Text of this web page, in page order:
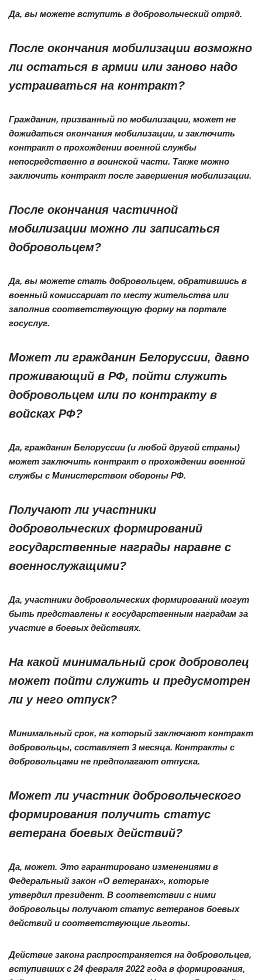
Да, вы можете вступить в добровольческий отряд.
После окончания мобилизации возможно
ли остаться в армии или заново надо
устраиваться на контракт?
Гражданин, призванный по мобилизации, может не
дожидаться окончания мобилизации, и заключить
контракт о прохождении военной службы
непосредственно в воинской части. Также можно
заключить контракт после завершения мобилизации.
После окончания частичной
мобилизации можно ли записаться
добровольцем?
Да, вы можете стать добровольцем, обратившись в
военный комиссариат по месту жительства или
заполнив соответствующую форму на портале
госуслуг.
Может ли гражданин Белоруссии, давно
проживающий в РФ, пойти служить
добровольцем или по контракту в
войсках РФ?
Да, гражданин Белоруссии (и любой другой страны)
может заключить контракт о прохождении военной
службы с Министерством обороны РФ.
Получают ли участники
добровольческих формирований
государственные награды наравне с
военнослужащими?
Да, участники добровольческих формирований могут
быть представлены к государственным наградам за
участие в боевых действиях.
На какой минимальный срок доброволец
может пойти служить и предусмотрен
ли у него отпуск?
Минимальный срок, на который заключают контракт
добровольцы, составляет 3 месяца. Контракты с
добровольцами не предполагают отпуска.
Может ли участник добровольческого
формирования получить статус
ветерана боевых действий?
Да, может. Это гарантировано изменениями в
Федеральный закон «О ветеранах», которые
утвердил президент. В соответствии с ними
добровольцы получают статус ветеранов боевых
действий и соответствующие льготы.
Действие закона распространяется на добровольцев,
вступивших с 24 февраля 2022 года в формирования,